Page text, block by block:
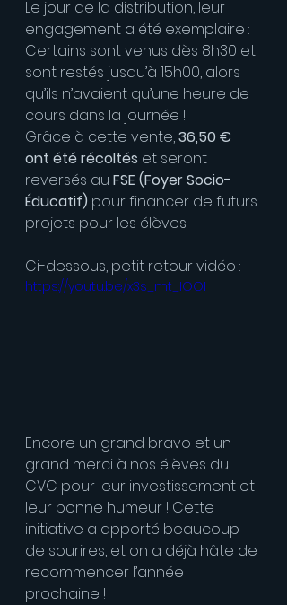
Le jour de la distribution, leur
engagement a été exemplaire :
Certains sont venus dès 8h30 et
sont restés jusqu’à 15h00, alors
qu’ils n’avaient qu’une heure de
cours dans la journée !
Grâce à cette vente, 36,50 €
ont été récoltés et seront
reversés au FSE (Foyer Socio-
Éducatif) pour financer de futurs
projets pour les élèves.
Ci-dessous, petit retour vidéo :
https://youtu.be/x3s_mt_IOOI
Encore un grand bravo et un
grand merci à nos élèves du
CVC pour leur investissement et
leur bonne humeur ! Cette
initiative a apporté beaucoup
de sourires, et on a déjà hâte de
recommencer l’année
prochaine !